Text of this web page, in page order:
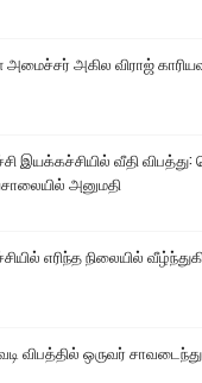
அகில விராஜ்
இயக்கச்சியில் வீதி
அனுமதி
எரிந்த நிலையில்
விபத்தில் ஒருவர்